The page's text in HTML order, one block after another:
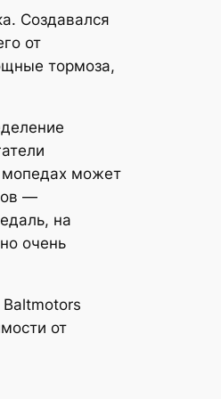
Создавался
от
тормоза,
мопедах может
—
на
очень
от